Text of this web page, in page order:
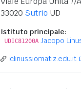
33020 Sutrio UD
Istituto principale:
UDIC81200A Jacopo
iclinussiomatiz.edu.it